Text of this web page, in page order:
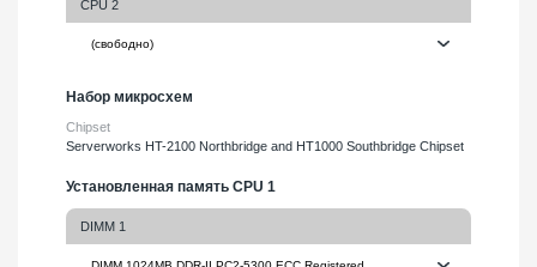
CPU 2
Набор микросхем
Chipset
Serverworks HT-2100 Northbridge and HT1000 Southbridge Chipset
Установленная память CPU 1
DIMM 1